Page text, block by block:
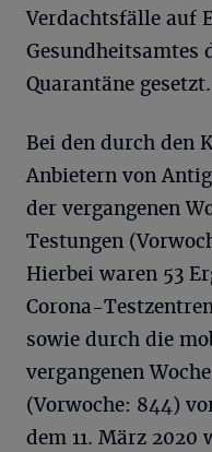
Verdachtsfälle auf
Gesundheitsamtes
Quarantäne gesetzt.
Bei den durch den
Anbietern von
der vergangenen
Testungen
Hierbei waren 53
Corona-
sowie durch die
vergangenen
(Vorwoche: 844)
dem 11. März